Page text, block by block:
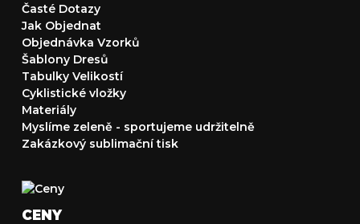
Časté Dotazy
Jak Objednat
Objednávka Vzorků
Šablony Dresů
Tabulky Velikostí
Cyklistické vložky
Materiály
Myslíme zeleně - sportujeme udržitelně
Zakázkový sublimační tisk
CENY